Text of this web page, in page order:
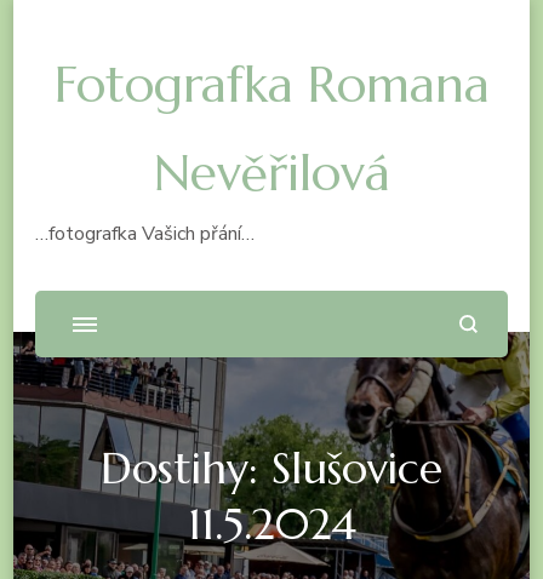
Fotografka Romana
Nevěřilová
…fotografka Vašich přání…
Dostihy: Slušovice
11.5.2024